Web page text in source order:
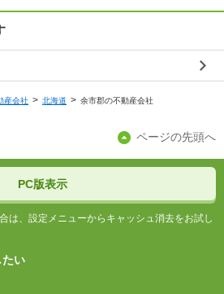
産会社 北海道 余市郡の不動産会社
ページの先頭へ
PC版表示
は、設定メニューからキャッシュ消去をお試し
たい